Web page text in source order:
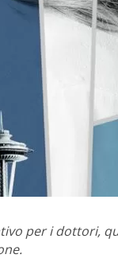
per i dottori,